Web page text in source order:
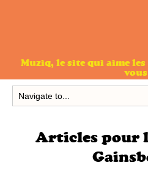
Muziq, le site qui aime les
vous
Articles pour